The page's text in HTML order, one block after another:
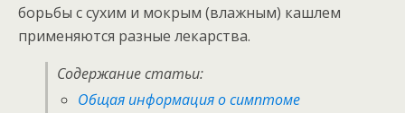
борьбы с сухим и мокрым (влажным) кашлем
применяются разные лекарства.
Содержание статьи:
Общая информация о симптоме